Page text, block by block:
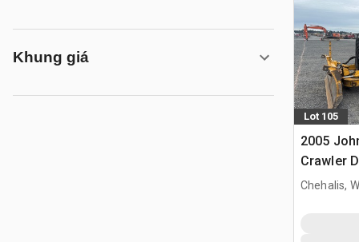
Khung giá
Lot 105
2005
Crawler
Chehalis,